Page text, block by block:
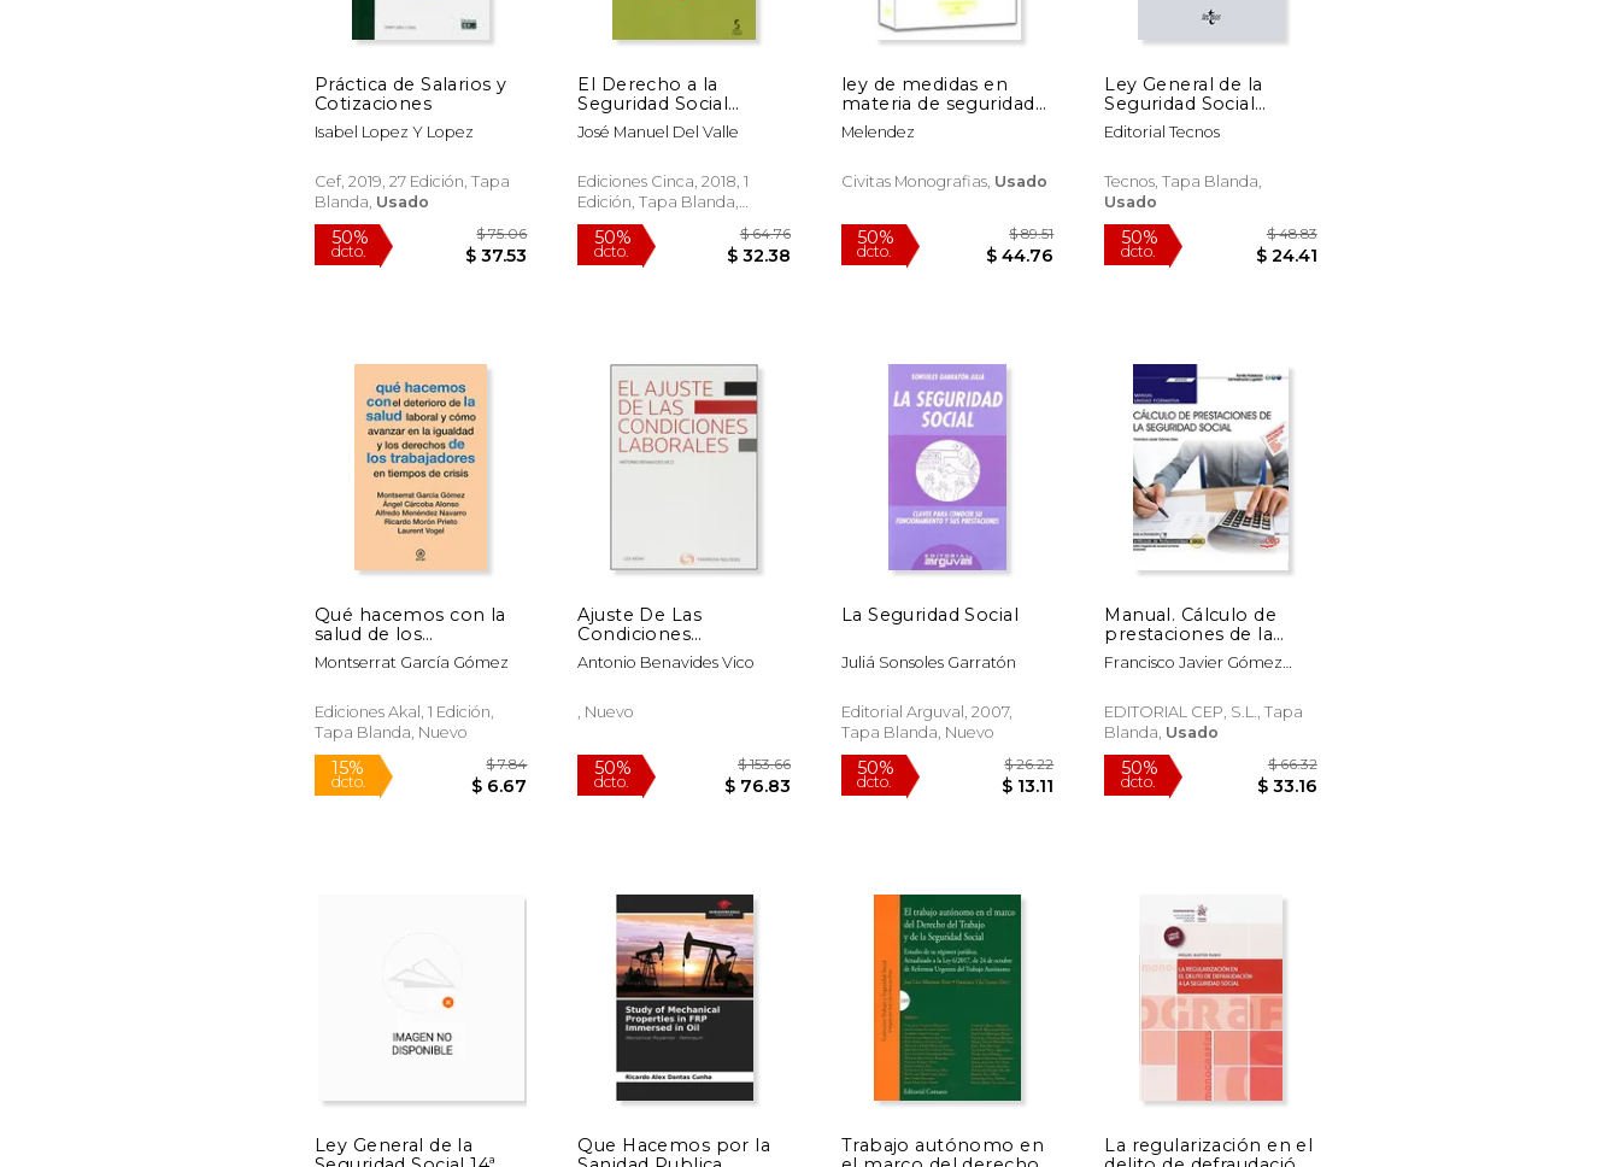
Práctica de Salarios y
Cotizaciones
Isabel Lopez Y Lopez
Cef, 2019, 27 Edición, Tapa
Blanda, Usado
50%
dcto.
$ 75.06
$ 37.53
El Derecho a la
Seguridad Social
(Universidad)
José Manuel Del Valle
Ediciones Cinca, 2018, 1
Edición, Tapa Blanda,
Nuevo
50%
dcto.
$ 64.76
ley de medidas en
materia de seguridad
social
Melendez
Civitas Monografias, Usado
50% $ 89.51
$ 44.76
Ley General de la
Seguridad Social
(Derecho - Biblioteca
De Textos Legales)
Editorial Tecnos
Tecnos, Tapa Blanda,
Usado
50%
dcto.
Qué hacemos con la
salud de los
trabajadores en
tiempos de crisis
Montserrat García Gómez
Ediciones Akal, 1 Edición,
Tapa Blanda, Nuevo
Ajuste De Las
Condiciones
Laborales, El
Antonio Benavides Vico
, Nuevo
La Seguridad Social
Juliá Sonsoles Garratón
Editorial Arguval, 2007,
Tapa Blanda, Nuevo
Manual. Cálculo de
prestaciones de la
Seguridad Social
(UF0342). Certificados
Gestión integrada de
recursos humanos
Francisco Javier Gómez
EDITORIAL CEP, S.L., Tapa
Blanda, Usado
Ley General de la
Que Hacemos por la
Trabajo autónomo en
La regularización en el